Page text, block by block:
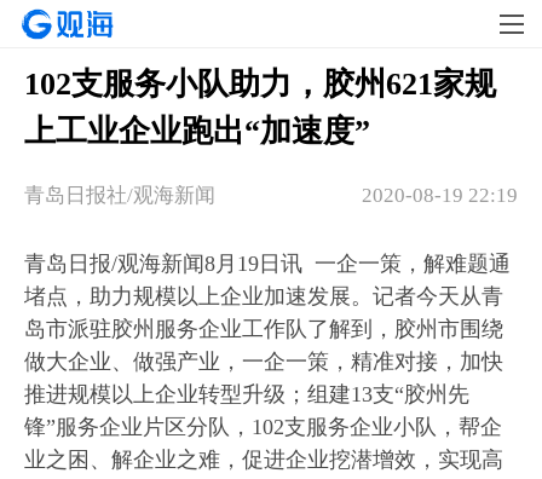
102支服务小队助力，胶州621家规
上工业企业跑出“加速度”
2020-08-19 22:19
青岛日报社/观海新闻
青岛日报/观海新闻8月19日讯 一企一策，解难题通
堵点，助力规模以上企业加速发展。记者今天从青
岛市派驻胶州服务企业工作队了解到，胶州市围绕
做大企业、做强产业，一企一策，精准对接，加快
推进规模以上企业转型升级；组建13支“胶州先
锋”服务企业片区分队，102支服务企业小队，帮企
业之困、解企业之难，促进企业挖潜增效，实现高